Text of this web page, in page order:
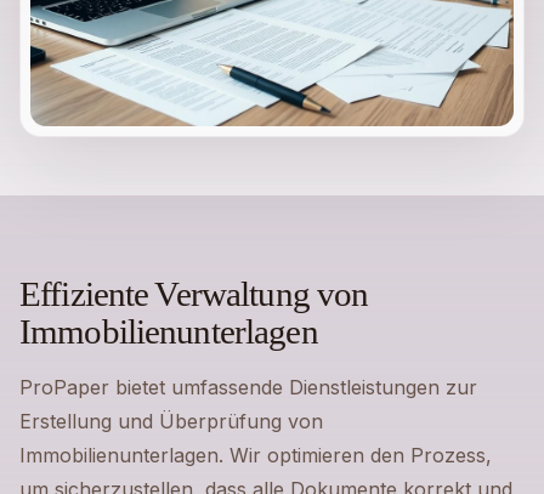
Effiziente Verwaltung von
Immobilienunterlagen
ProPaper bietet umfassende Dienstleistungen zur
Erstellung und Überprüfung von
Immobilienunterlagen. Wir optimieren den Prozess,
um sicherzustellen, dass alle Dokumente korrekt und